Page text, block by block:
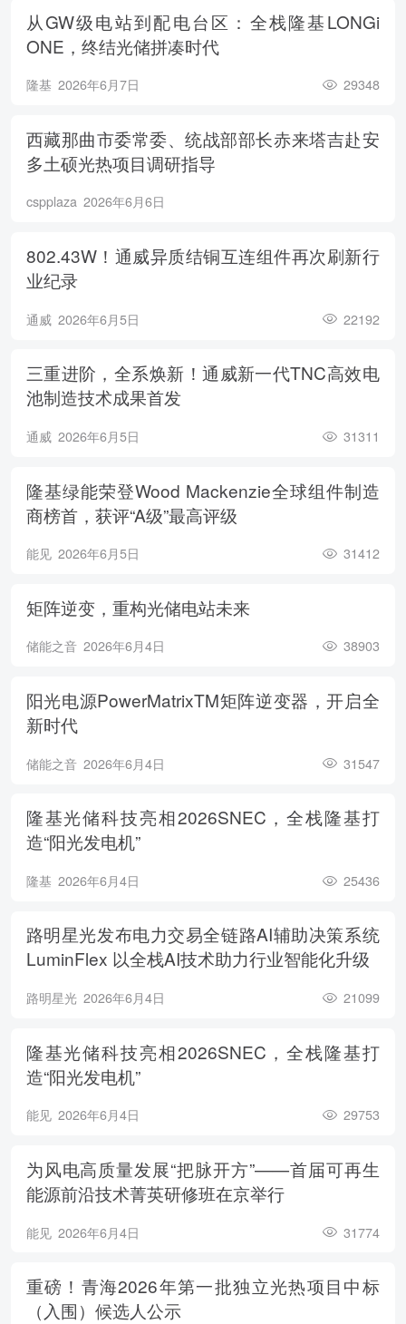
从GW级电站到配电台区：全栈隆基LONGi
ONE，终结光储拼凑时代
隆基 2026年6月7日 29348
西藏那曲市委常委、统战部部长赤来塔吉赴安
多土硕光热项目调研指导
cspplaza 2026年6月6日
802.43W！通威异质结铜互连组件再次刷新行
业纪录
通威 2026年6月5日 22192
三重进阶，全系焕新！通威新一代TNC高效电
池制造技术成果首发
通威 2026年6月5日 31311
隆基绿能荣登Wood Mackenzie全球组件制造
商榜首，获评“A级”最高评级
能见 2026年6月5日 31412
矩阵逆变，重构光储电站未来
储能之音 2026年6月4日 38903
阳光电源PowerMatrixTM矩阵逆变器，开启全
新时代
储能之音 2026年6月4日 31547
隆基光储科技亮相2026SNEC，全栈隆基打
造“阳光发电机”
隆基 2026年6月4日 25436
路明星光发布电力交易全链路AI辅助决策系统
LuminFlex 以全栈AI技术助力行业智能化升级
路明星光 2026年6月4日 21099
隆基光储科技亮相2026SNEC，全栈隆基打
造“阳光发电机”
能见 2026年6月4日 29753
为风电高质量发展“把脉开方”——首届可再生
能源前沿技术菁英研修班在京举行
能见 2026年6月4日 31774
重磅！青海2026年第一批独立光热项目中标
（入围）候选人公示